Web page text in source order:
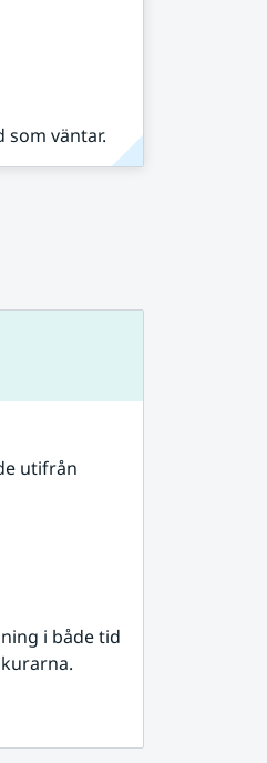
som väntar.
utifrån
i både tid